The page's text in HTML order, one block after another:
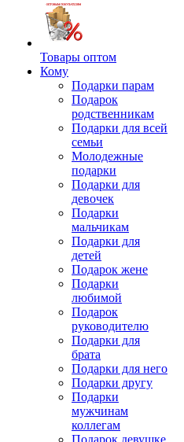
Товары оптом
Кому
Подарки парам
Подарок
родственникам
Подарки для всей
семьи
Молодежные
подарки
Подарки для
девочек
Подарки
мальчикам
Подарки для
детей
Подарок жене
Подарки
любимой
Подарок
руководителю
Подарки для
брата
Подарки для него
Подарки другу
Подарки
мужчинам
коллегам
Подарок девушке